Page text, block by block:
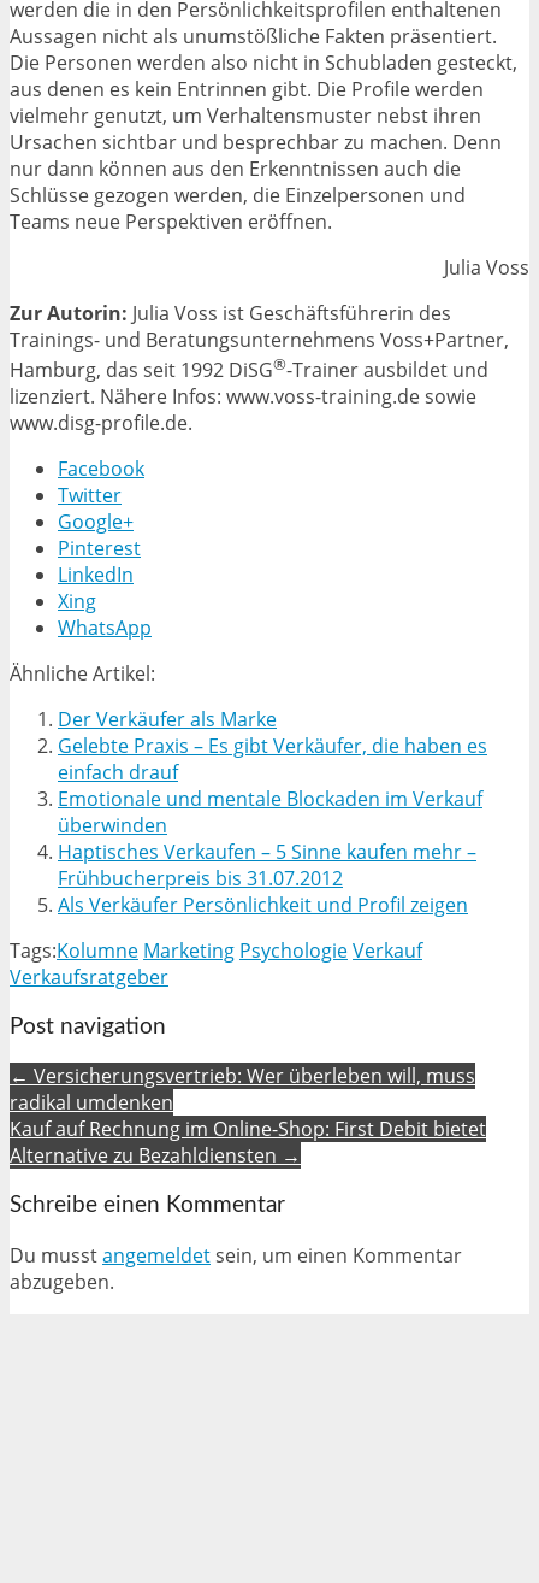
werden die in den Persönlichkeitsprofilen enthaltenen
Aussagen nicht als unumstößliche Fakten präsentiert.
Die Personen werden also nicht in Schubladen gesteckt,
aus denen es kein Entrinnen gibt. Die Profile werden
vielmehr genutzt, um Verhaltensmuster nebst ihren
Ursachen sichtbar und besprechbar zu machen. Denn
nur dann können aus den Erkenntnissen auch die
Schlüsse gezogen werden, die Einzelpersonen und
Teams neue Perspektiven eröffnen.
Julia Voss
Zur Autorin: Julia Voss ist Geschäftsführerin des
Trainings- und Beratungsunternehmens Voss+Partner,
Hamburg, das seit 1992 DiSG®-Trainer ausbildet und
lizenziert. Nähere Infos: www.voss-training.de sowie
www.disg-profile.de.
Facebook
Twitter
Google+
Pinterest
LinkedIn
Xing
WhatsApp
Ähnliche Artikel:
Der Verkäufer als Marke
Gelebte Praxis – Es gibt Verkäufer, die haben es
einfach drauf
Emotionale und mentale Blockaden im Verkauf
überwinden
Haptisches Verkaufen – 5 Sinne kaufen mehr –
Frühbucherpreis bis 31.07.2012
Als Verkäufer Persönlichkeit und Profil zeigen
Tags:Kolumne Marketing PsychologieVerkauf
Verkaufsratgeber
Post navigation
← Versicherungsvertrieb: Wer überleben will, muss
radikal umdenken
Kauf auf Rechnung im Online-Shop: First Debit bietet
Alternative zu Bezahldiensten →
Schreibe einen Kommentar
Du musstangemeldetsein, um einen Kommentar
abzugeben.